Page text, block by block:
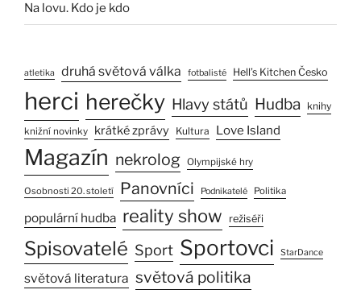
Na lovu. Kdo je kdo
atletika druhá světová válka fotbalisté Hell’s Kitchen Česko
herci herečky Hlavy států Hudba knihy
knižní novinky krátké zprávy Kultura Love Island
Magazín nekrolog Olympijské hry
Osobnosti 20. století Panovníci Podnikatelé Politika
populární hudba reality show režiséři
Spisovatelé Sport Sportovci StarDance
světová literatura světová politika